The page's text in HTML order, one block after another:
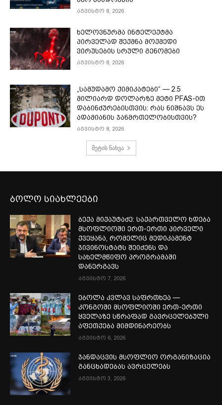
აგვისტო 8, 2026
ხელოვნურმა ინტელექტმა
პირველად შექმნა მოქმედი
ვირუსების სრული გენომები
აგვისტო 8, 2026
„სამუდამო ქიმიკატები“ — 2.5
მილიარდ დოლარზე მეტი PFAS-ით
დაბინძურებისთვის: რას ნიშნავს ეს
ადამიანის ჯანმრთელობისთვის?
აგვისტო 8, 2026
მეტის ნახვა
ბოლო სიახლეები
ბექა მიქაუტაძე: საქართველო ხდება
მსოფლიოში ერთ-ერთი პირველი
ქვეყანა, რომელიც მედიკამენტ
ჯივინოსტატს შეიძენს და
სახელმწიფო პროგრამაში
დანერგავს
აგვისტო 7, 2026
ებოლა კვლავ საფრთხეა —
კონგოში მსოფლიოში ერთ-ერთი
ყველაზე სწრაფად გავრცელებული
აფეთქება მიმდინარეობს
აგვისტო 6, 2026
ჯანდაცვის მსოფლიო ორგანიზაცია
განცხადებას ავრცელებს
აგვისტო 3, 2026